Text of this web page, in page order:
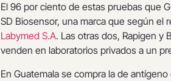
El 96 por ciento de estas pruebas que
SD Biosensor, una marca que según el
Labymed S.A. Las otras dos, Rapigen y
venden en laboratorios privados a un
En Guatemala se compra la de